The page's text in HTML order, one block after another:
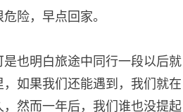
险，早点回家。
也明白旅途中同行一段以后就
如果我们还能遇到，我们就在
然而一年后，我们谁也没提起